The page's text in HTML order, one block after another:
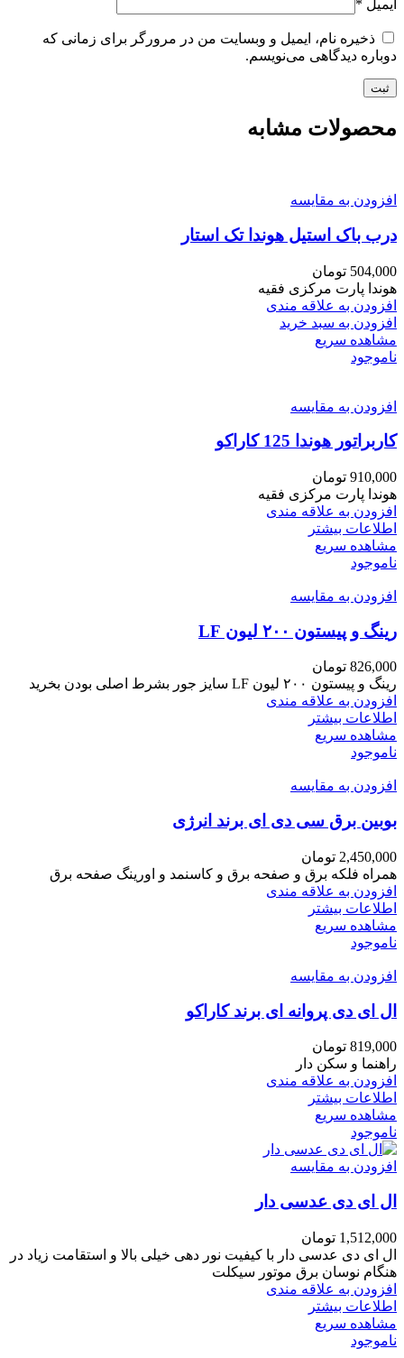
ایمیل *
ذخیره نام، ایمیل و وبسایت من در مرورگر برای زمانی که
دوباره دیدگاهی می‌نویسم.
محصولات مشابه
افزودن به مقایسه
درب باک استیل هوندا تک استار
504,000 تومان
هوندا پارت مرکزی فقیه
افزودن به علاقه مندی
افزودن به سبد خرید
مشاهده سریع
ناموجود
افزودن به مقایسه
کاربراتور هوندا 125 کاراکو
910,000 تومان
هوندا پارت مرکزی فقیه
افزودن به علاقه مندی
اطلاعات بیشتر
مشاهده سریع
ناموجود
افزودن به مقایسه
رینگ و پیستون ۲۰۰ لیون LF
826,000 تومان
رینگ و پیستون ۲۰۰ لیون LF سایز جور بشرط اصلی بودن بخرید
افزودن به علاقه مندی
اطلاعات بیشتر
مشاهده سریع
ناموجود
افزودن به مقایسه
بوبین برق سی دی ای برند انرژی
2,450,000 تومان
همراه فلکه برق و صفحه برق و کاسنمد و اورینگ صفحه برق
افزودن به علاقه مندی
اطلاعات بیشتر
مشاهده سریع
ناموجود
افزودن به مقایسه
ال ای دی پروانه ای برند کاراکو
819,000 تومان
راهنما و سکن دار
افزودن به علاقه مندی
اطلاعات بیشتر
مشاهده سریع
ناموجود
افزودن به مقایسه
ال ای دی عدسی دار
1,512,000 تومان
ال ای دی عدسی دار با کیفیت نور دهی خیلی بالا و استقامت زیاد در
هنگام نوسان برق موتور سیکلت
افزودن به علاقه مندی
اطلاعات بیشتر
مشاهده سریع
ناموجود